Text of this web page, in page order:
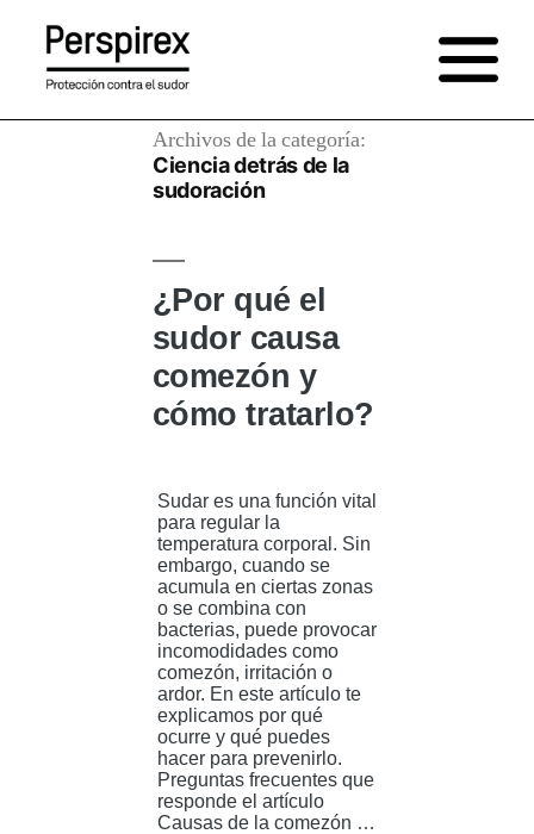
contenido
Archivos de la categoría:
Ciencia detrás de la
sudoración
¿Por qué el
sudor causa
comezón y
cómo tratarlo?
Sudar es una función vital
para regular la
temperatura corporal. Sin
embargo, cuando se
acumula en ciertas zonas
o se combina con
bacterias, puede provocar
incomodidades como
comezón, irritación o
ardor. En este artículo te
explicamos por qué
ocurre y qué puedes
hacer para prevenirlo.
Preguntas frecuentes que
responde el artículo
Causas de la comezón …